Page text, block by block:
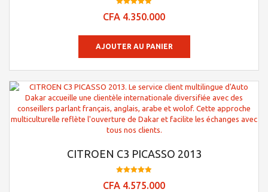
4.95
CFA 4.350.000
AJOUTER AU PANIER
CITROEN C3 PICASSO 2013
4.95
CFA 4.575.000